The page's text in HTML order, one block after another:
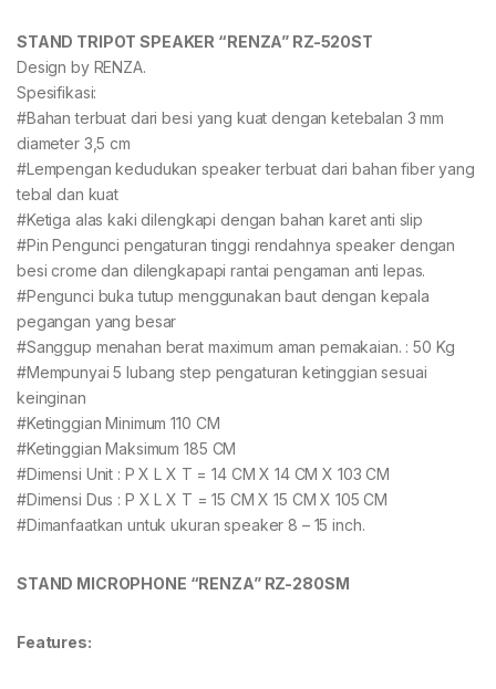
STAND TRIPOT SPEAKER “RENZA” RZ-520ST
Design by RENZA.
Spesifikasi:
#Bahan terbuat dari besi yang kuat dengan ketebalan 3 mm
diameter 3,5 cm
#Lempengan kedudukan speaker terbuat dari bahan fiber yang
tebal dan kuat
#Ketiga alas kaki dilengkapi dengan bahan karet anti slip
#Pin Pengunci pengaturan tinggi rendahnya speaker dengan
besi crome dan dilengkapapi rantai pengaman anti lepas.
#Pengunci buka tutup menggunakan baut dengan kepala
pegangan yang besar
#Sanggup menahan berat maximum aman pemakaian. : 50 Kg
#Mempunyai 5 lubang step pengaturan ketinggian sesuai
keinginan
#Ketinggian Minimum 110 CM
#Ketinggian Maksimum 185 CM
#Dimensi Unit : P X L X T = 14 CM X 14 CM X 103 CM
#Dimensi Dus : P X L X T = 15 CM X 15 CM X 105 CM
#Dimanfaatkan untuk ukuran speaker 8 – 15 inch.
STAND MICROPHONE “RENZA”RZ-280SM
Features: